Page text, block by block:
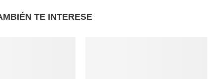
TE INTERESE